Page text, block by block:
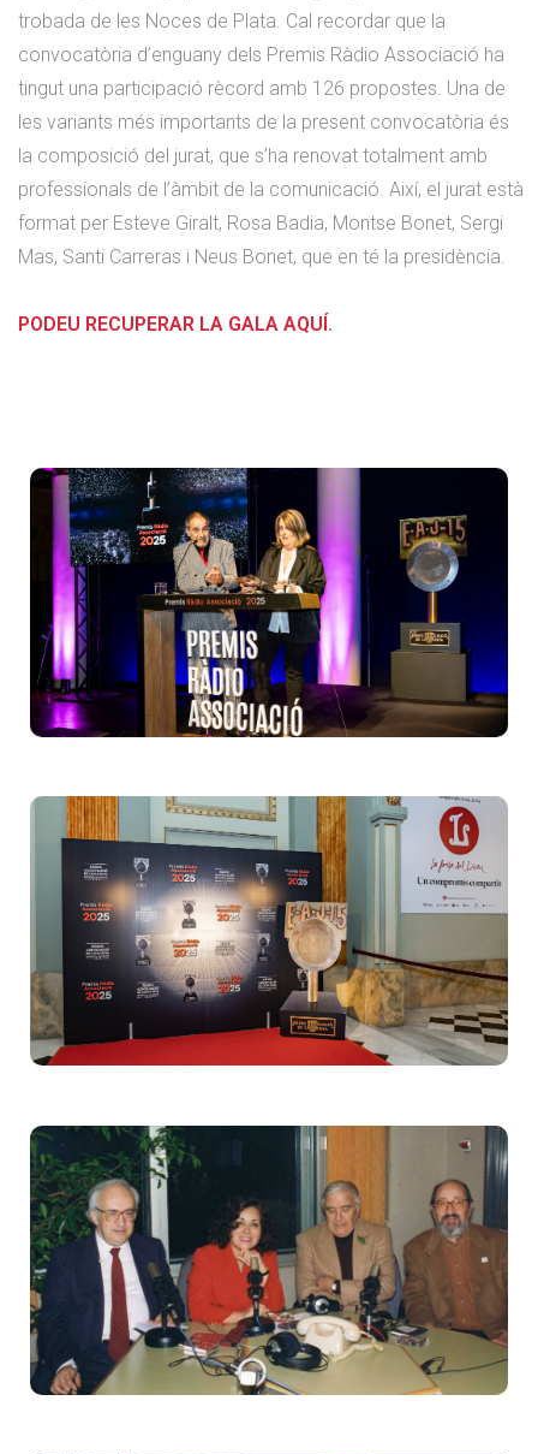
trobada de les Noces de Plata. Cal recordar que la
convocatòria d’enguany dels Premis Ràdio Associació ha
tingut una participació rècord amb 126 propostes. Una de
les variants més importants de la present convocatòria és
la composició del jurat, que s’ha renovat totalment amb
professionals de l’àmbit de la comunicació. Així, el jurat està
format per Esteve Giralt, Rosa Badia, Montse Bonet, Sergi
Mas, Santi Carreras i Neus Bonet, que en té la presidència.
PODEU RECUPERAR LA GALA AQUÍ.